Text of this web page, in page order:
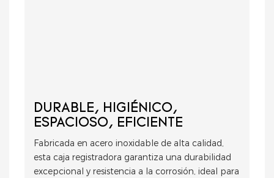
DURABLE, HIGIÉNICO,
ESPACIOSO, EFICIENTE
Fabricada en acero inoxidable de alta calidad,
esta caja registradora garantiza una durabilidad
excepcional y resistencia a la corrosión, ideal para